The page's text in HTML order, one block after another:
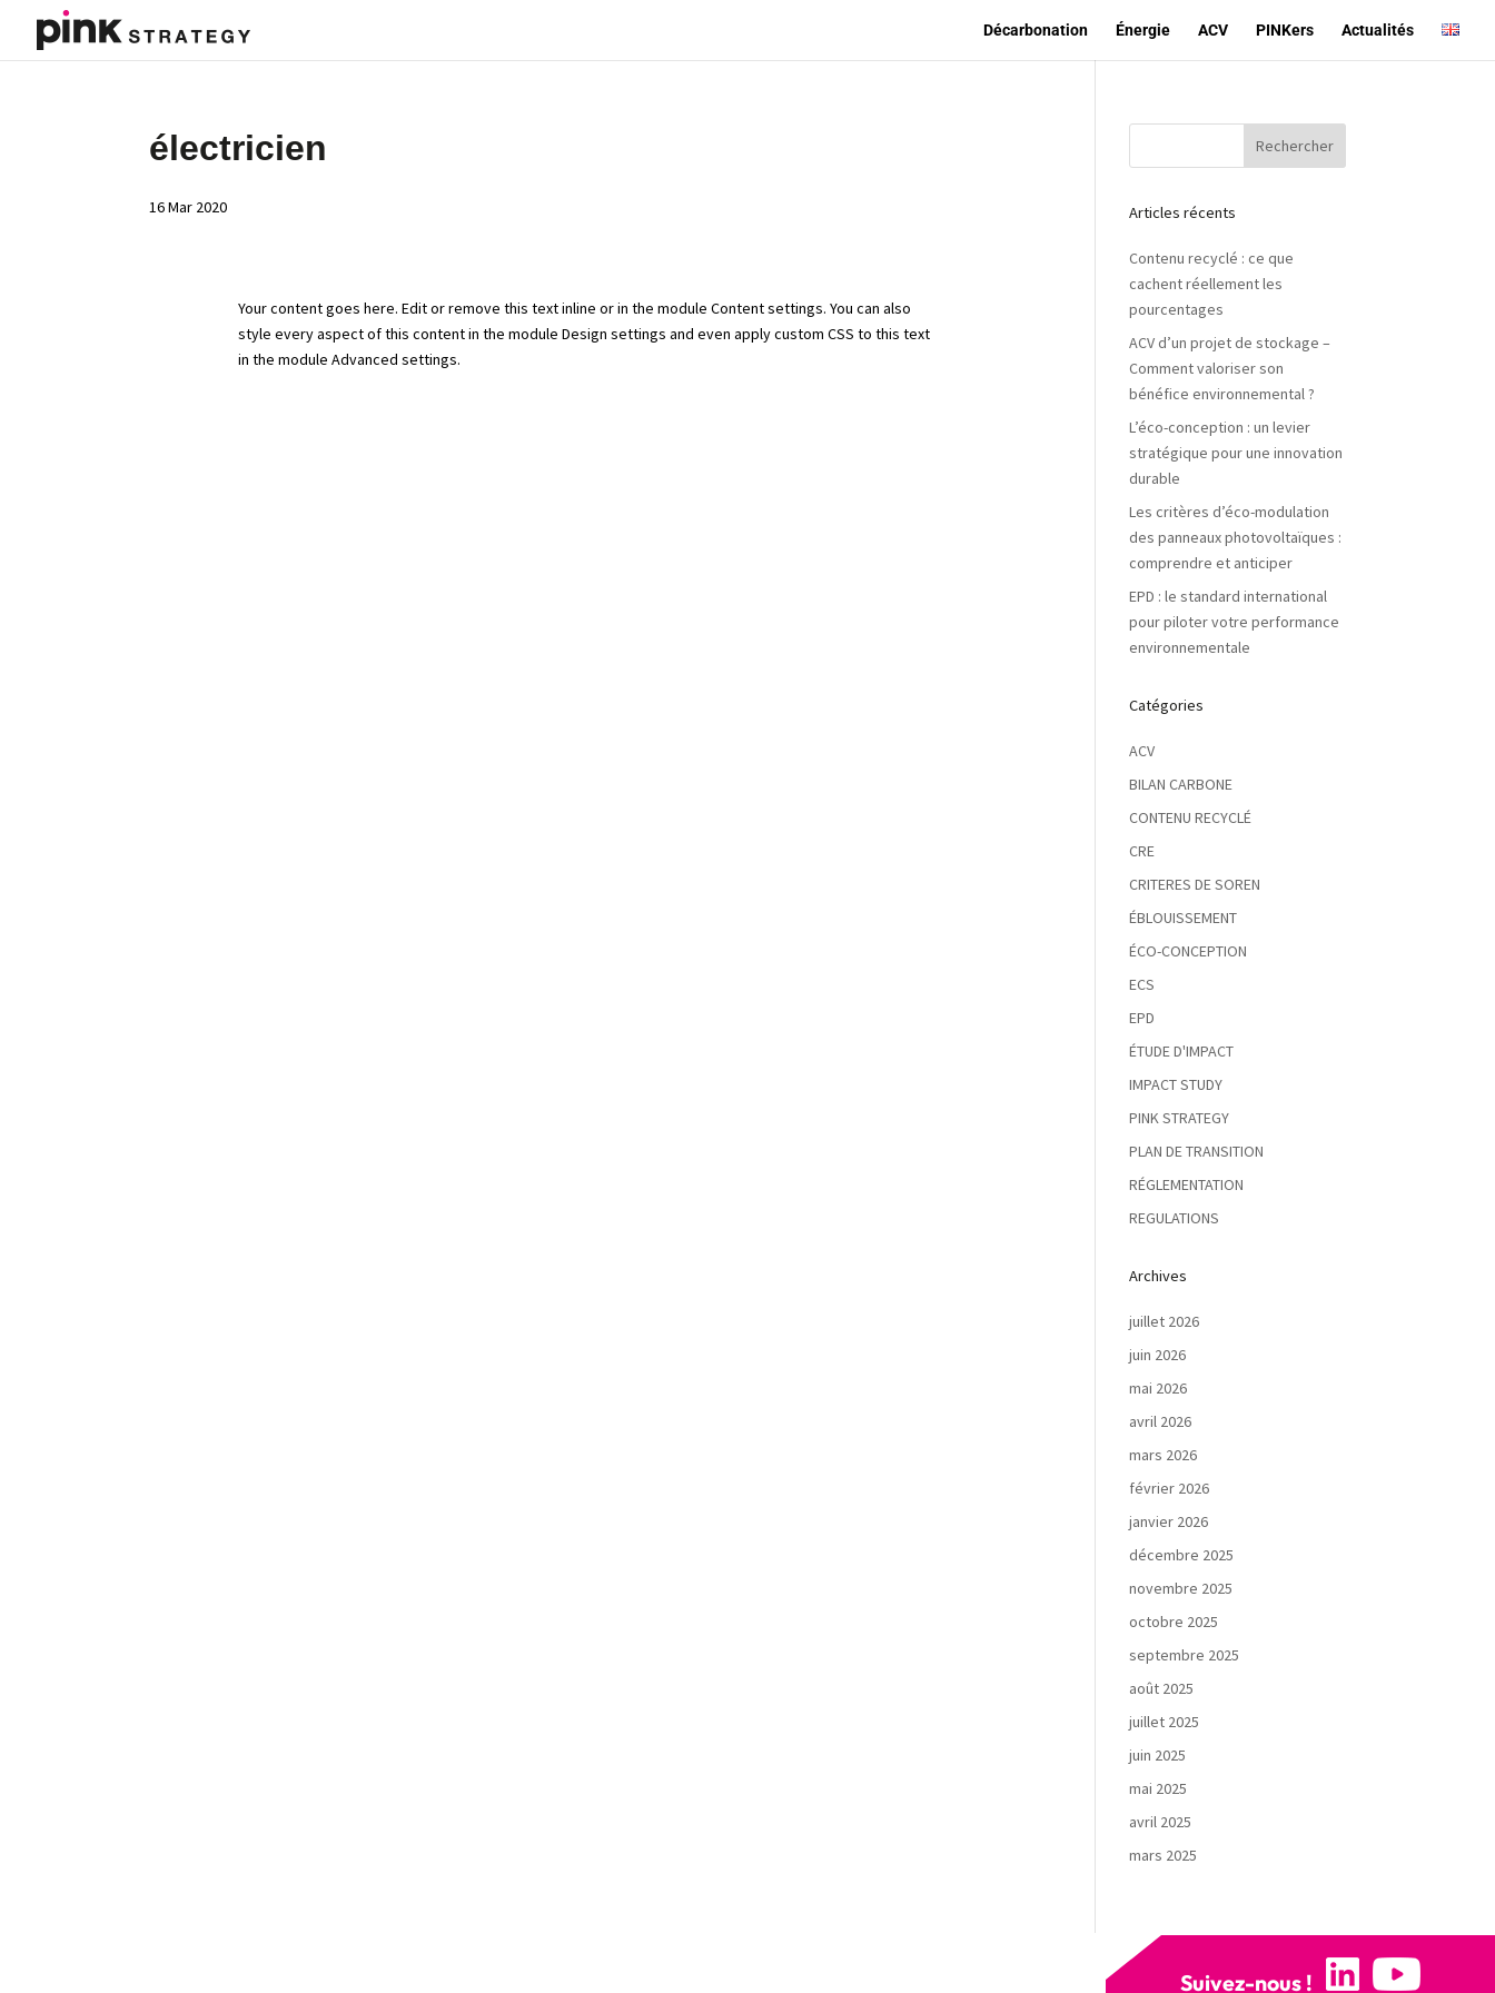
Décarbonation Énergie ACV PINKers Actualités
électricien
16 Mar 2020
Your content goes here. Edit or remove this text inline or in the module Content settings. You can also
style every aspect of this content in the module Design settings and even apply custom CSS to this text
in the module Advanced settings.
Articles récents
Contenu recyclé : ce que
cachent réellement les
pourcentages
ACV d’un projet de stockage –
Comment valoriser son
bénéfice environnemental ?
L’éco-conception : un levier
stratégique pour une innovation
durable
Les critères d’éco-modulation
des panneaux photovoltaïques :
comprendre et anticiper
EPD : le standard international
pour piloter votre performance
environnementale
Catégories
ACV
BILAN CARBONE
CONTENU RECYCLÉ
CRE
CRITERES DE SOREN
ÉBLOUISSEMENT
ÉCO-CONCEPTION
ECS
EPD
ÉTUDE D'IMPACT
IMPACT STUDY
PINK STRATEGY
PLAN DE TRANSITION
RÉGLEMENTATION
REGULATIONS
Archives
juillet 2026
juin 2026
mai 2026
avril 2026
mars 2026
février 2026
janvier 2026
décembre 2025
novembre 2025
octobre 2025
septembre 2025
août 2025
juillet 2025
juin 2025
mai 2025
avril 2025
mars 2025
Suivez-nous !